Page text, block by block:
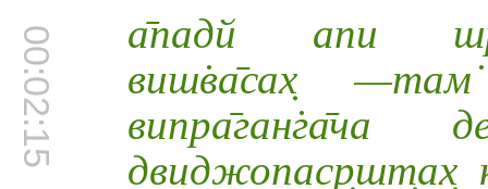
00:02:15 а̄падй апи ш̇рӣ-
виш̇ва̄сах̣
двиджопаср̣шт̣ах̣